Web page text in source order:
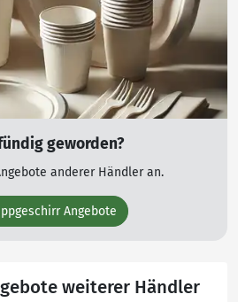
geworden?
anderer Händler an.
Angebote
weiterer Händler